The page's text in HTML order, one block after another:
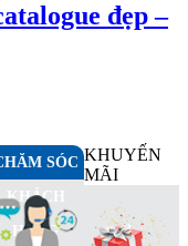
đẹp –
SÓC
KHÁCH
HÀNG
KHUYẾN
MÃI